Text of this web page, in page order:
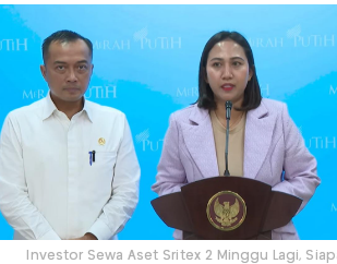
Investor Sewa Aset Sritex 2 Minggu Lagi,